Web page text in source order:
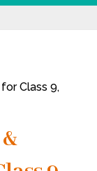
for Class 9,